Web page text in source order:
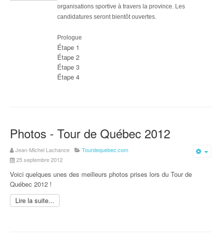
organisations sportive à travers la province. Les
candidatures seront bientôt ouvertes.
Prologue
Étape 1
Étape 2
Étape 3
Étape 4
Photos - Tour de Québec 2012
Jean-Michel Lachance
Tourdequebec.com
25 septembre 2012
Voici quelques unes des meilleurs photos prises lors du Tour de
Québec 2012 !
Lire la suite...